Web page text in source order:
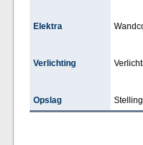
Elektra
Verlichting
Opslag